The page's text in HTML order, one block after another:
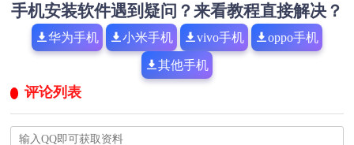
手机安装软件遇到疑问？来看教程直接解决？
华为手机 小米手机 vivo手机 oppo手机
其他手机
评论列表